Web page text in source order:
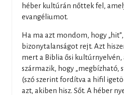
héber kultúrán nőttek fel,
evangéliumot.
Ha ma azt mondom, hogy
bizonytalanságot rejt. Azt
mert a Biblia ősi kultúrnyelvén,
származik, hogy „megbízható,
(szó szerint fordítva a hifil
azt, akiben hisz. Sőt. A héber